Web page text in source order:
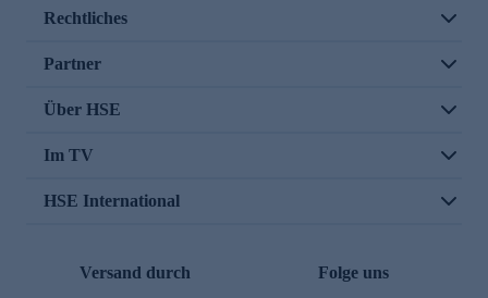
Rechtliches
Partner
Über HSE
Im TV
HSE International
Versand durch Folge uns